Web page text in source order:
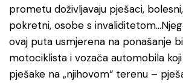
prometu doživljavaju pješaci,
pokretni, osobe s
ovaj puta usmjerena na ponašanje
motociklista i vozača automobila
pješake na „njihovom“ terenu –